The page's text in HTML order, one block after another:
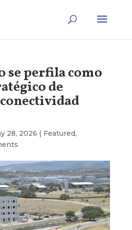
se perfila como
de
28, 2026 | Featured,